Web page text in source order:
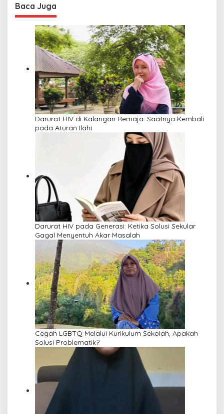
Baca Juga
Darurat HIV di Kalangan Remaja: Saatnya Kembali
pada Aturan Ilahi
Darurat HIV pada Generasi: Ketika Solusi Sekular
Gagal Menyentuh Akar Masalah
Cegah LGBTQ Melalui Kurikulum Sekolah, Apakah
Solusi Problematik?